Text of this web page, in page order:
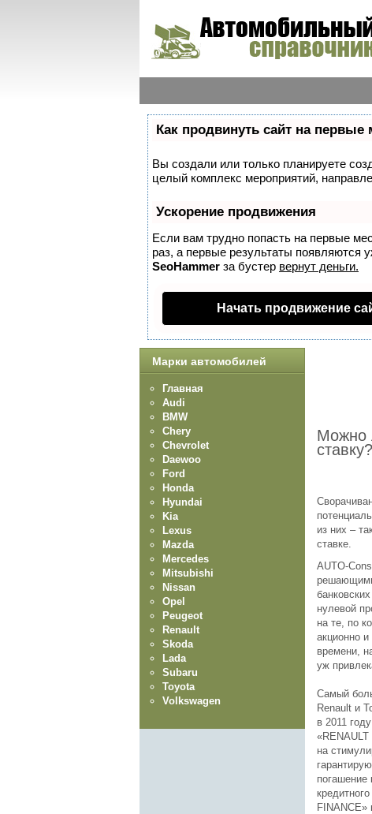
Как продвинуть сайт на первые
Вы создали или только планируете
целый комплекс мероприятий,
Ускорение продвижения
Если вам трудно попасть на первые
раз, а первые результаты появляются
SeoHammer за бустер вернут деньги.
Начать продвижение
Можно
ставку?
из них –
ставке.
AUTO-
нулевой
на те, по
акционно
времени,
уж
Самый
Renault и
в 2011
на
погашение
FINANCE»
Марки автомобилей
Главная
Audi
BMW
Chery
Chevrolet
Daewoo
Ford
Honda
Hyundai
Kia
Lexus
Mazda
Mercedes
Mitsubishi
Nissan
Opel
Peugeot
Renault
Skoda
Lada
Subaru
Toyota
Volkswagen